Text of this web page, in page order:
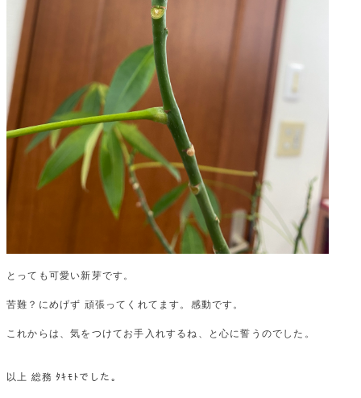
とっても可愛い新芽です。
苦難？にめげず 頑張ってくれてます。感動です。
これからは、気をつけてお手入れするね、と心に誓うのでした。
以上 総務 ﾀｷﾓﾄでした。